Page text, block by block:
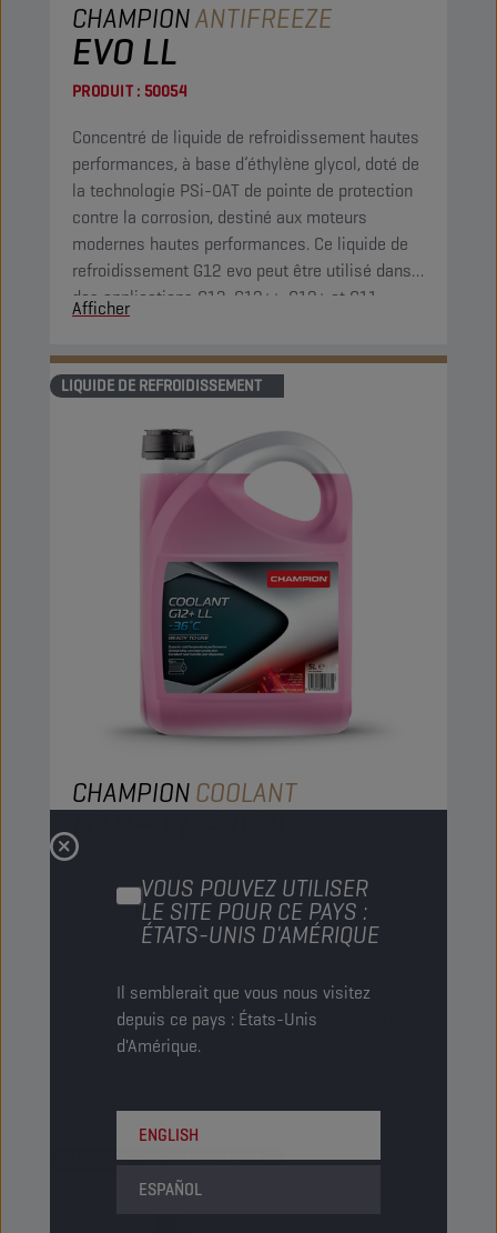
VOUS POUVEZ UTILISER
LE SITE POUR CE PAYS :
ÉTATS-UNIS D'AMÉRIQUE
Il semblerait que vous nous visitez
depuis ce pays : États-Unis
d'Amérique.
ENGLISH
ESPAÑOL
CHAMPIONANTIFREEZE
EVO LL
PRODUIT : 50054
Concentré de liquide de refroidissement hautes
performances, à base d’éthylène glycol, doté de
la technologie PSi-OAT de pointe de protection
contre la corrosion, destiné aux moteurs
modernes hautes performances. Ce liquide de
refroidissement G12 evo peut être utilisé dans
des applications G13, G12++, G12+ et G11.
Afficher
LIQUIDE DE REFROIDISSEMENT
CHAMPIONCOOLANT
G12+ LL -36°C
PRODUIT :
Liquide de refroidissement à base d’éthylène-
glycol. Il est sans nitrite, amine, phosphate,
technologie d’inhibiteur d’acide organique (OAT)
pour une protection permanente du circuit de
refroidissement.
LIQUIDE DE REFROIDISSEMENT